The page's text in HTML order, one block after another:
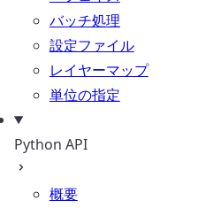
バッチ処理
設定ファイル
レイヤーマップ
単位の指定
Python API
概要